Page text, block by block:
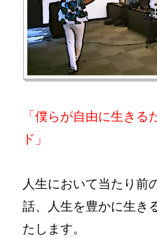
「僕らが自由に生きる
ド」
人生において当たり前
話、人生を豊かに生き
たします。